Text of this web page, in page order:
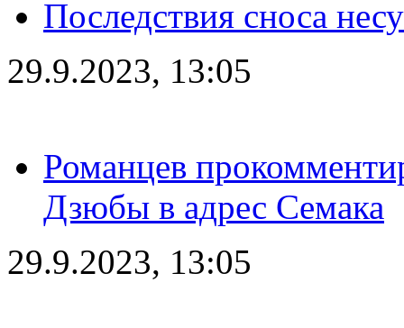
Последствия сноса
29.9.2023, 13:05
Романцев
Дзюбы в адрес Семака
29.9.2023, 13:05